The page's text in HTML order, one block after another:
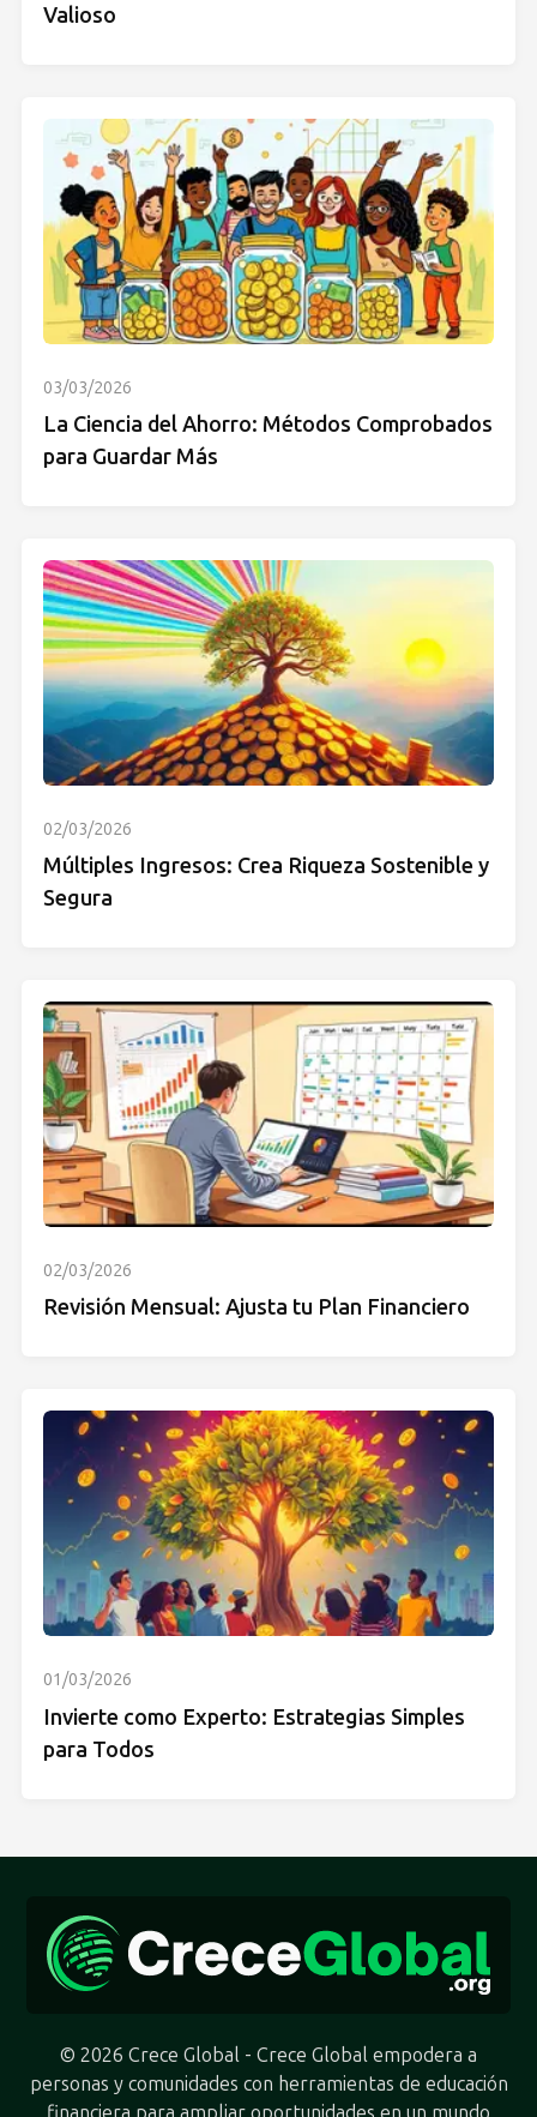
Valioso
03/03/2026
La Ciencia del Ahorro: Métodos Comprobados
para Guardar Más
02/03/2026
Múltiples Ingresos: Crea Riqueza Sostenible y
Segura
02/03/2026
Revisión Mensual: Ajusta tu Plan Financiero
01/03/2026
Invierte como Experto: Estrategias Simples
para Todos
© 2026 Crece Global - Crece Global empodera a
personas y comunidades con herramientas de educación